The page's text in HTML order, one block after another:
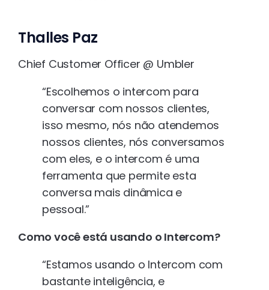
Thalles Paz
Chief Customer Officer @ Umbler
“Escolhemos o intercom para
conversar com nossos clientes,
isso mesmo, nós não atendemos
nossos clientes, nós conversamos
com eles, e o intercom é uma
ferramenta que permite esta
conversa mais dinâmica e
pessoal.”
Como você está usando o Intercom?
“Estamos usando o Intercom com
bastante inteligência, e